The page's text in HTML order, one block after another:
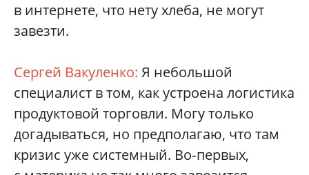
в интернете, что нету хлеба, не могут
завезти.
Сергей Вакуленко: Я небольшой
специалист в том, как устроена логистика
продуктовой торговли. Могу только
догадываться, но предполагаю, что там
кризис уже системный. Во‑первых,